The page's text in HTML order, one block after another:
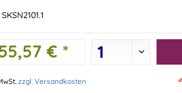
SKSN2101.1
€ *
zzgl. Versandkosten